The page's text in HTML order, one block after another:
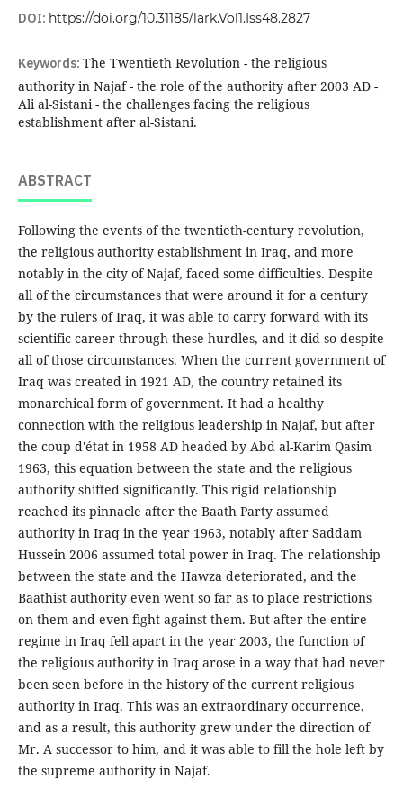
DOI: https://doi.org/10.31185/lark.Vol1.Iss48.2827
Keywords: The Twentieth Revolution - the religious
authority in Najaf - the role of the authority after 2003 AD -
Ali al-Sistani - the challenges facing the religious
establishment after al-Sistani.
ABSTRACT
Following the events of the twentieth-century revolution,
the religious authority establishment in Iraq, and more
notably in the city of Najaf, faced some difficulties. Despite
all of the circumstances that were around it for a century
by the rulers of Iraq, it was able to carry forward with its
scientific career through these hurdles, and it did so despite
all of those circumstances. When the current government of
Iraq was created in 1921 AD, the country retained its
monarchical form of government. It had a healthy
connection with the religious leadership in Najaf, but after
the coup d'état in 1958 AD headed by Abd al-Karim Qasim
1963, this equation between the state and the religious
authority shifted significantly. This rigid relationship
reached its pinnacle after the Baath Party assumed
authority in Iraq in the year 1963, notably after Saddam
Hussein 2006 assumed total power in Iraq. The relationship
between the state and the Hawza deteriorated, and the
Baathist authority even went so far as to place restrictions
on them and even fight against them. But after the entire
regime in Iraq fell apart in the year 2003, the function of
the religious authority in Iraq arose in a way that had never
been seen before in the history of the current religious
authority in Iraq. This was an extraordinary occurrence,
and as a result, this authority grew under the direction of
Mr. A successor to him, and it was able to fill the hole left by
the supreme authority in Najaf.